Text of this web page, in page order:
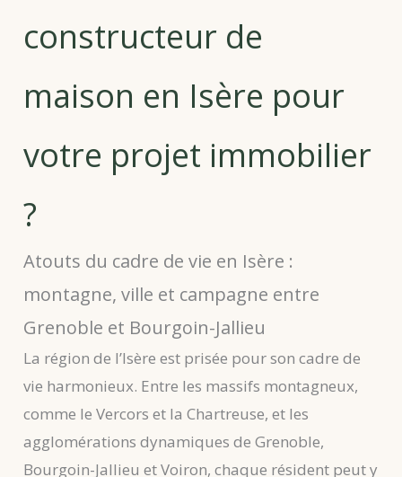
constructeur de
maison en Isère pour
votre projet immobilier
?
Atouts du cadre de vie en Isère :
montagne, ville et campagne entre
Grenoble et Bourgoin-Jallieu
La région de l’Isère est prisée pour son cadre de
vie harmonieux. Entre les massifs montagneux,
comme le Vercors et la Chartreuse, et les
agglomérations dynamiques de Grenoble,
Bourgoin-Jallieu et Voiron, chaque résident peut y